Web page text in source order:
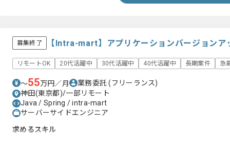
募集終了 【Intra-mart】アプリケーションバージョン
リモートOK 20代活躍中 30代活躍中 40代活躍中 長期案件 急
〜55万円／月 業務委託(フリーランス)
神田(東京都)/一部リモート
Java / Spring / intra-mart
サーバーサイドエンジニア
求めるスキル